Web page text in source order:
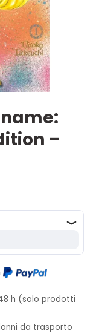
–
h (solo prodotti
da trasporto